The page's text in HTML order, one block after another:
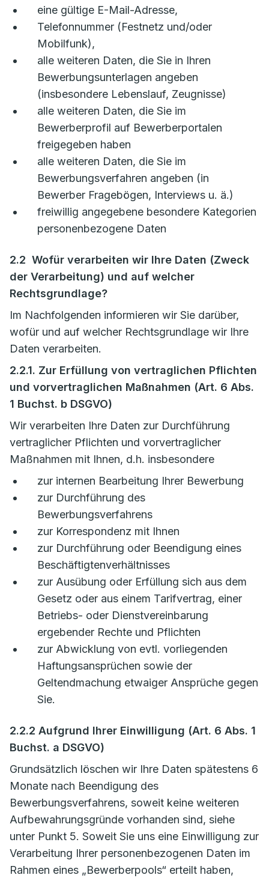
eine gültige E-Mail-Adresse,
Telefonnummer (Festnetz und/oder
Mobilfunk),
alle weiteren Daten, die Sie in Ihren
Bewerbungsunterlagen angeben
(insbesondere Lebenslauf, Zeugnisse)
alle weiteren Daten, die Sie im
Bewerberprofil auf Bewerberportalen
freigegeben haben
alle weiteren Daten, die Sie im
Bewerbungsverfahren angeben (in
Bewerber Fragebögen, Interviews u. ä.)
freiwillig angegebene besondere Kategorien
personenbezogene Daten
2.2 Wofür verarbeiten wir Ihre Daten (Zweck
der Verarbeitung) und auf welcher
Rechtsgrundlage?
Im Nachfolgenden informieren wir Sie darüber,
wofür und auf welcher Rechtsgrundlage wir Ihre
Daten verarbeiten.
2.2.1. Zur Erfüllung von vertraglichen Pflichten
und vorvertraglichen Maßnahmen (Art. 6 Abs.
1 Buchst. b DSGVO)
Wir verarbeiten Ihre Daten zur Durchführung
vertraglicher Pflichten und vorvertraglicher
Maßnahmen mit Ihnen, d.h. insbesondere
zur internen Bearbeitung Ihrer Bewerbung
zur Durchführung des
Bewerbungsverfahrens
zur Korrespondenz mit Ihnen
zur Durchführung oder Beendigung eines
Beschäftigtenverhältnisses
zur Ausübung oder Erfüllung sich aus dem
Gesetz oder aus einem Tarifvertrag, einer
Betriebs- oder Dienstvereinbarung
ergebender Rechte und Pflichten
zur Abwicklung von evtl. vorliegenden
Haftungsansprüchen sowie der
Geltendmachung etwaiger Ansprüche gegen
Sie.
2.2.2 Aufgrund Ihrer Einwilligung (Art. 6 Abs. 1
Buchst. a DSGVO)
Grundsätzlich löschen wir Ihre Daten spätestens 6
Monate nach Beendigung des
Bewerbungsverfahrens, soweit keine weiteren
Aufbewahrungsgründe vorhanden sind, siehe
unter Punkt 5. Soweit Sie uns eine Einwilligung zur
Verarbeitung Ihrer personenbezogenen Daten im
Rahmen eines „Bewerberpools“ erteilt haben,